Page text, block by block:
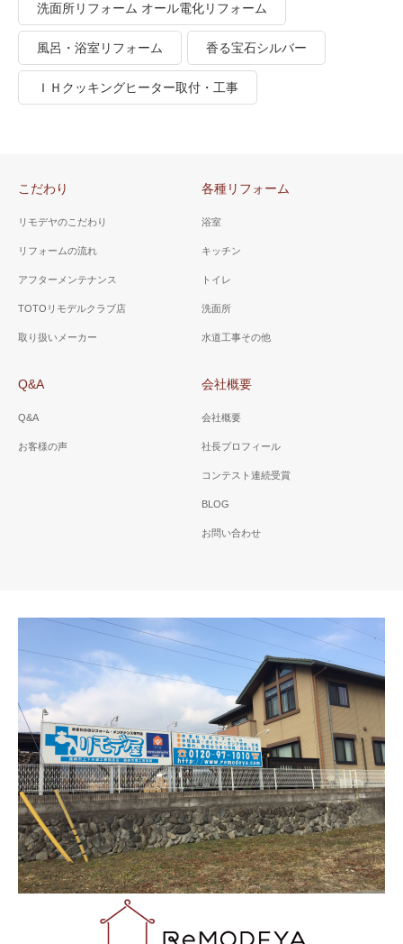
洗面所リフォーム オール電化リフォーム
風呂・浴室リフォーム 香る宝石シルバー
ＩＨクッキングヒーター取付・工事
こだわり
リモデヤのこだわり
リフォームの流れ
アフターメンテナンス
TOTOリモデルクラブ店
取り扱いメーカー
各種リフォーム
浴室
キッチン
トイレ
洗面所
水道工事その他
Q&A
Q&A
お客様の声
会社概要
会社概要
社長プロフィール
コンテスト連続受賞
BLOG
お問い合わせ